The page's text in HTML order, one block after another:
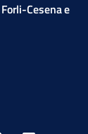
Cesena e